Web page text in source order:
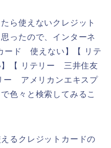
ら使えないクレジット
ったので、インターネ
ード 使えない】【 リテ
【 リテリー 三井住友
ー アメリカンエキスプ
色々と検索してみるこ
るクレジットカードの